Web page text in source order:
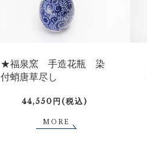
★福泉窯 手造花瓶 染
付蛸唐草尽し
44,550円(税込)
MORE